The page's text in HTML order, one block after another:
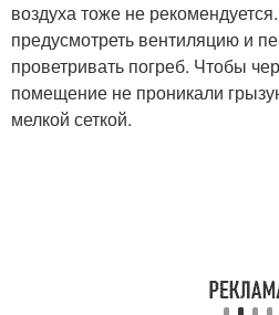
воздуха тоже не
предусмотреть вентиляцию и
проветривать погреб. Чтобы
помещение не проникали
мелкой сеткой.